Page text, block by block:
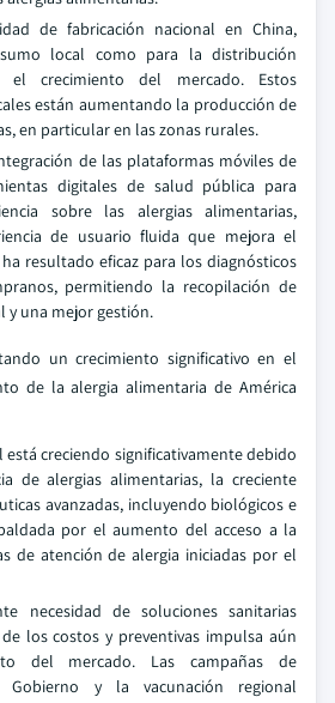
de fabricación nacional en China,
local como para la distribución
el crecimiento del mercado. Estos
están aumentando la producción de
en particular en las zonas rurales.
de las plataformas móviles de
digitales de salud pública para
sobre las alergias alimentarias,
de usuario fluida que mejora el
resultado eficaz para los diagnósticos
permitiendo la recopilación de
y una mejor gestión.
un crecimiento significativo en el
de la alergia alimentaria de América
está creciendo significativamente debido
de alergias alimentarias, la creciente
avanzadas, incluyendo biológicos e
por el aumento del acceso a la
de atención de alergia iniciadas por el
necesidad de soluciones sanitarias
los costos y preventivas impulsa aún
del mercado. Las campañas de
Gobierno y la vacunación regional